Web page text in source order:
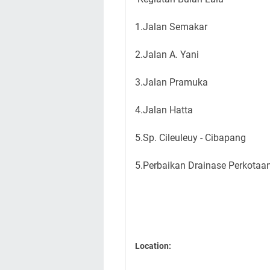
1.Jalan Semakar
2.Jalan A. Yani
3.Jalan Pramuka
4.Jalan Hatta
5.Sp. Cileuleuy - Cibapang
5.Perbaikan Drainase
Location: